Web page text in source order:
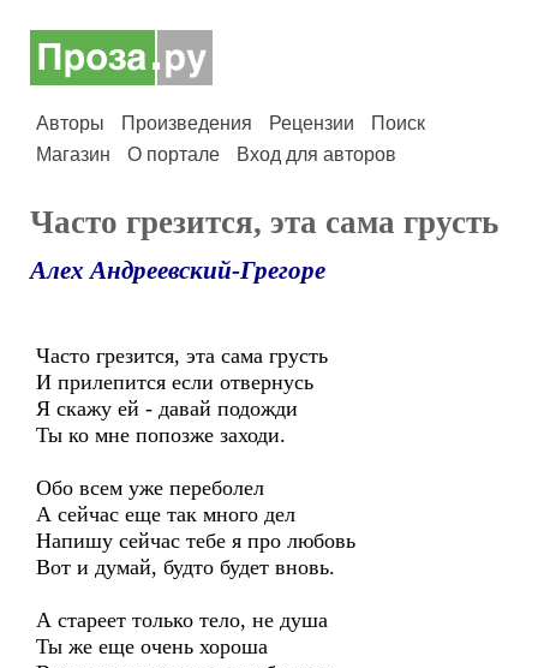
Авторы Произведения Рецензии
Поиск
Магазин
О портале Вход для авторов
Часто грезится, эта сама грусть
Алех Андреевский-Грегоре
Часто грезится, эта сама грусть
И прилепится если отвернусь
Я скажу ей - давай подожди
Ты ко мне попозже заходи.
Обо всем уже переболел
А сейчас еще так много дел
Напишу сейчас тебе я про любовь
Вот и думай, будто будет вновь.
А стареет только тело, не душа
Ты же еще очень хороша